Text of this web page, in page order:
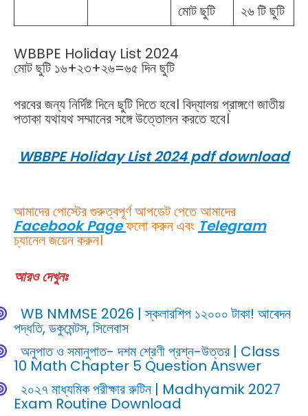
মোট ছুটি ২৬ টি ছুটি
WBBPE Holiday List 2024
মোট ছুটি ১৬+২৩+২৬=৬৫ দিন ছুটি
পরবের জন্য নির্দিষ্ট দিনে ছুটি দিতে হবে। বিদ্যালয় প্রাঙ্গণে জাতীয়
পতাকা যথাযথ সম্মানের সঙ্গে উত্তোলন করতে হবে।
WBBPE Holiday List 2024 pdf download
আমাদের পোস্টের গুরুত্বপূর্ণ আপডেট পেতে আমাদের
Facebook Pageফলো করুন এবং Telegram
চ্যানেল জয়েন করুন।
আরও দেখুনঃ
WB NMMSE 2026 | স্কলারশিপ ১২০০০ টাকা! আবেদন
পদ্ধতি, ডকুমেন্টস, সিলেবাস
অনুপাত ও সমানুপাত- দশম শ্রেণী প্রশ্ন-উত্তর | Class
10 Math Chapter 5 Question Answer
২০২৭ মাধ্যমিক পরীক্ষার রুটিন | Madhyamik 2027
Exam Routine Download